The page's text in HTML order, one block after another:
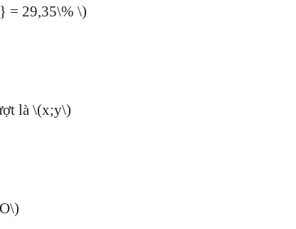
29,35\% \)
là \(x;y\)